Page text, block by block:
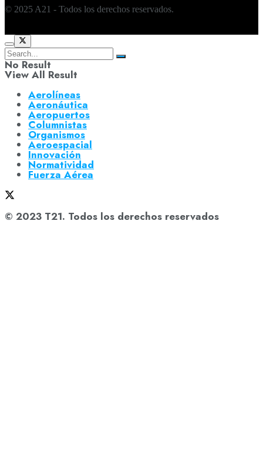
© 2025 A21 - Todos los derechos reservados.
No Result
View All Result
Aerolíneas
Aeronáutica
Aeropuertos
Columnistas
Organismos
Aeroespacial
Innovación
Normatividad
Fuerza Aérea
© 2023 T21. Todos los derechos reservados